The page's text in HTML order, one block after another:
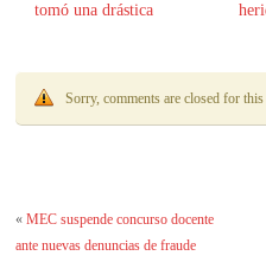
tomó una drástica
Sorry, comments are closed for
«MEC suspende concurso docente
ante nuevas denuncias de fraude